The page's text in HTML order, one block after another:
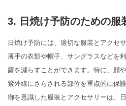
3. 日焼け予防のための服
日焼け予防には、適切な服装とアクセ
薄手の衣類や帽子、サングラスなどを
露を減らすことができます。特に、顔
紫外線にさらされる部位を重点的に保
御を意識した服装とアクセサリーは、